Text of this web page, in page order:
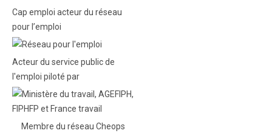
Cap emploi acteur du réseau
pour l’emploi
Acteur du service public de
l'emploi piloté par
Membre du réseau Cheops